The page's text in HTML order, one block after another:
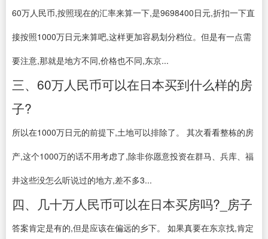
60万人民币,按照现在的汇率来算一下,是9698400日元,折扣一下直
接按照1000万日元来算吧,这样更加容易划分档位。但是有一点需
要注意,那就是地方不同,价格也不同,东京...
三、60万人民币可以在日本买到什么样的房
子?
所以在1000万日元的前提下,土地可以排除了。 其次看看整栋的房
产,这个1000万的话不用考虑了,除非你愿意投资在群马、兵库、福
井这些没怎么听说过的地方,差不多3...
四、几十万人民币可以在日本买房吗?_房子
答案肯定是有的,但是应该在偏远的乡下。 如果真要在东京找,肯定